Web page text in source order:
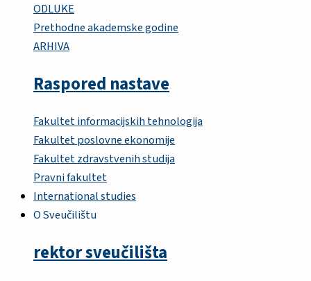
ODLUKE
Prethodne akademske godine
ARHIVA
Raspored nastave
Fakultet informacijskih tehnologija
Fakultet poslovne ekonomije
Fakultet zdravstvenih studija
Pravni fakultet
International studies
O Sveučilištu
rektor sveučilišta